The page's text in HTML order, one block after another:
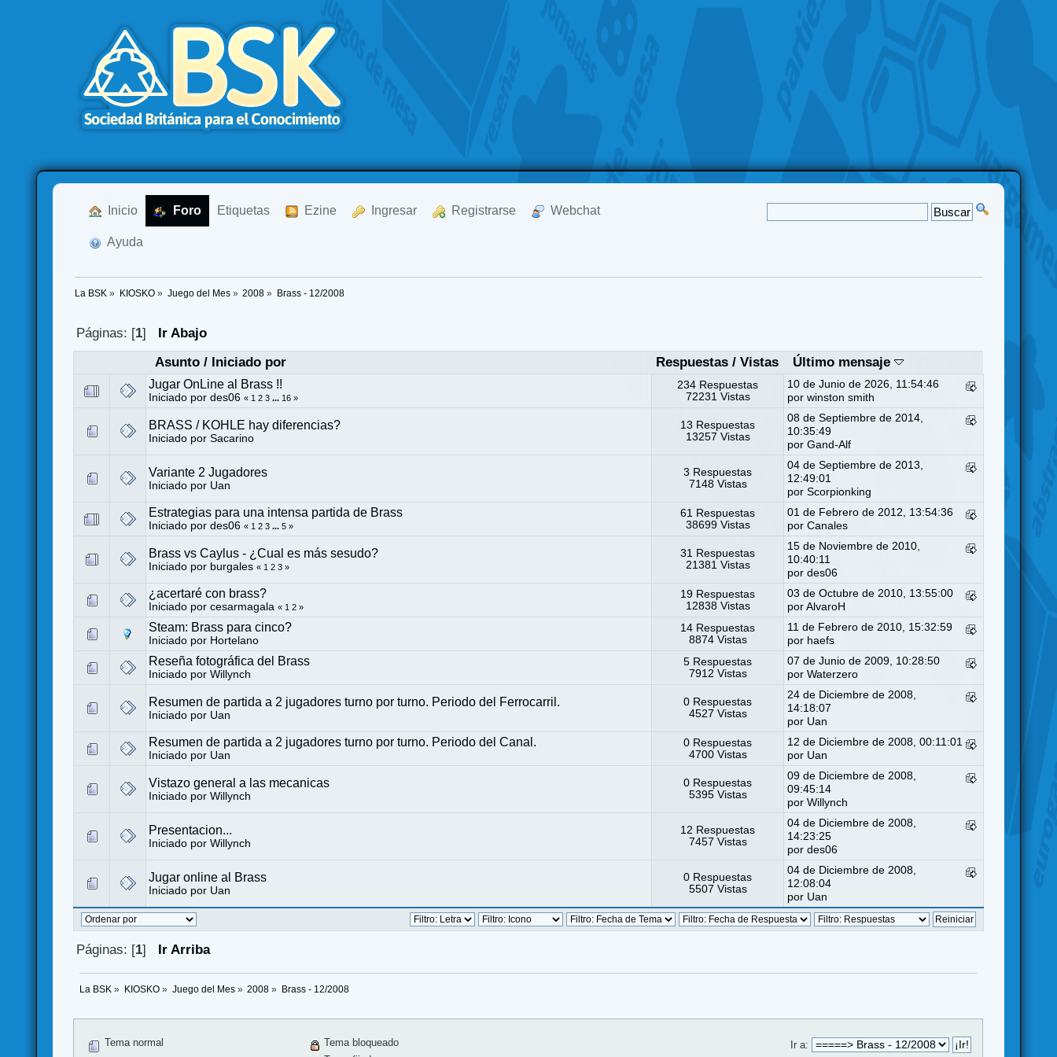
Inicio Foro Etiquetas Ezine Ingresar Registrarse Webchat
Ayuda
La BSK » KIOSKO» Juego del Mes» 2008 » Brass - 12/2008
Páginas: [1]
Ir Abajo
Asunto/ Iniciado por Respuestas /Vistas Último mensaje
Jugar OnLine al Brass !!
Iniciado pordes06 « 1 2 3 ... 16 »
234 Respuestas
72231 Vistas
10 de Junio de 2026, 11:54:46
porwinston smith
BRASS / KOHLE hay diferencias?
Iniciado porSacarino
13 Respuestas
13257 Vistas
08 de Septiembre de 2014,
10:35:49
porGand-Alf
Variante 2 Jugadores
Iniciado por Uan
3 Respuestas
7148 Vistas
04 de Septiembre de 2013,
12:49:01
porScorpionking
Estrategias para una intensa partida de Brass
Iniciado pordes06 « 1 2 3 ...5 »
61 Respuestas
38699 Vistas
01 de Febrero de 2012, 13:54:36
porCanales
Brass vs Caylus - ¿Cual es más sesudo?
Iniciado por burgales « 1 2 3 »
31 Respuestas
21381 Vistas
15 de Noviembre de 2010,
10:40:11
pordes06
¿acertaré con brass?
Iniciado porcesarmagala « 1 2 »
19 Respuestas
12838 Vistas
03 de Octubre de 2010, 13:55:00
por AlvaroH
Steam: Brass para cinco?
Iniciado por Hortelano
14 Respuestas
8874 Vistas
11 de Febrero de 2010, 15:32:59
por haefs
Reseña fotográfica del Brass
Iniciado porWillynch
5 Respuestas
7912 Vistas
07 de Junio de 2009, 10:28:50
porWaterzero
Resumen de partida a 2 jugadores turno por turno. Periodo del Ferrocarril.
Iniciado por Uan
0 Respuestas
4527 Vistas
24 de Diciembre de 2008,
14:18:07
por Uan
Resumen de partida a 2 jugadores turno por turno. Periodo del Canal.
Iniciado por Uan
0 Respuestas
4700 Vistas
12 de Diciembre de 2008, 00:11:01
por Uan
Vistazo general a las mecanicas
Iniciado porWillynch
0 Respuestas
5395 Vistas
09 de Diciembre de 2008,
09:45:14
porWillynch
Presentacion...
Iniciado porWillynch
12 Respuestas
7457 Vistas
04 de Diciembre de 2008,
14:23:25
pordes06
Jugar online al Brass
Iniciado por Uan
0 Respuestas
5507 Vistas
04 de Diciembre de 2008,
12:08:04
por Uan
Páginas: [1] Ir Arriba
La BSK » KIOSKO» Juego del Mes» 2008 » Brass - 12/2008
Ir a:
Tema normal
Tema bloqueado